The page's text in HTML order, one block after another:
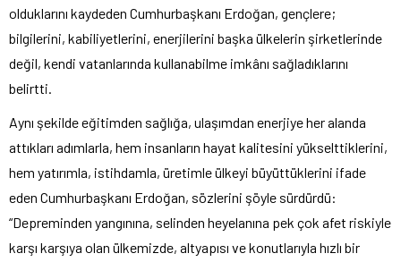
olduklarını kaydeden Cumhurbaşkanı Erdoğan, gençlere;
bilgilerini, kabiliyetlerini, enerjilerini başka ülkelerin şirketlerinde
değil, kendi vatanlarında kullanabilme imkânı sağladıklarını
belirtti.
Aynı şekilde eğitimden sağlığa, ulaşımdan enerjiye her alanda
attıkları adımlarla, hem insanların hayat kalitesini yükselttiklerini,
hem yatırımla, istihdamla, üretimle ülkeyi büyüttüklerini ifade
eden Cumhurbaşkanı Erdoğan, sözlerini şöyle sürdürdü:
“Depreminden yangınına, selinden heyelanına pek çok afet riskiyle
karşı karşıya olan ülkemizde, altyapısı ve konutlarıyla hızlı bir